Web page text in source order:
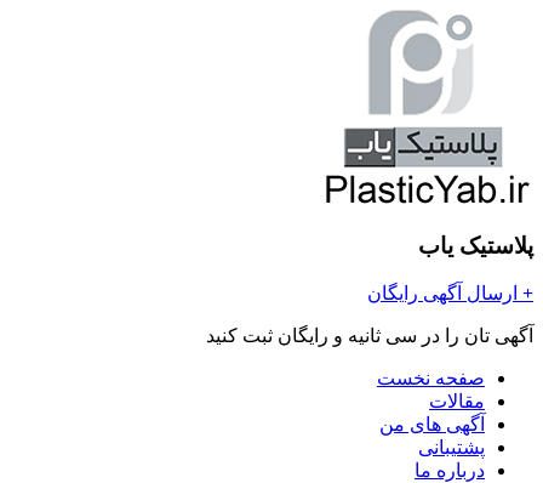
پلاستیک یاب
+ ارسال آگهی رایگان
آگهی تان را در سی ثانیه و رایگان ثبت کنید
صفحه نخست
مقالات
آگهی های من
پشتیبانی
درباره ما